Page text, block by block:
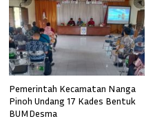
Pemerintah Kecamatan Nanga
Pinoh Undang 17 Kades Bentuk
BUMDesma